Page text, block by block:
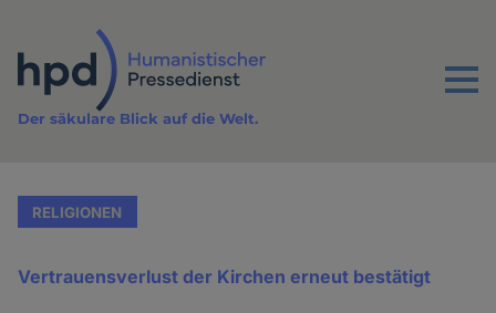
Inhalt
Menu
Der säkulare Blick auf die Welt.
RELIGIONEN
Vertrauensverlust der Kirchen erneut bestätigt